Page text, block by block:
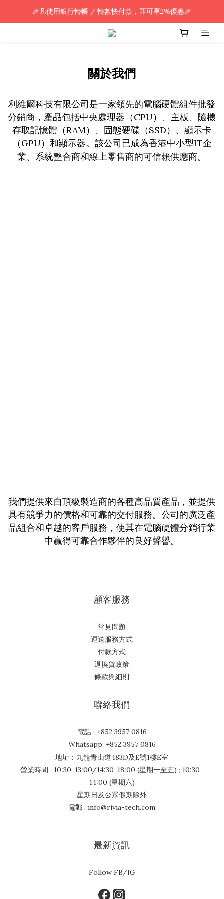
🎉凡使用銀行轉帳 / 轉數快付款，即可享2%優惠🎉
🎉凡使用銀行轉帳 / 轉數快付款，即可享2%優惠🎉
全單購買滿HK$800.00，即享免運優惠 (只限香港)
關於我們
利維爾科技有限公司是一家領先的電腦硬體組件批發
分銷商，產品包括中央處理器（CPU）、主板、隨機
存取記憶體（RAM）、固態硬碟（SSD）、顯示卡
（GPU）和顯示器。該公司已成為香港中小型IT企
業、系統整合商和線上零售商的可信賴供應商。
我們提供來自頂級製造商的各種高品質產品，並提供
具有競爭力的價格和可靠的交付服務。公司的廣泛產
品組合和卓越的客戶服務，使其在電腦硬體分銷行業
中贏得可靠合作夥伴的良好聲譽。
顧客服務
常見問題
運送服務方式
付款方式
退換貨政策
條款與細則
聯絡我們
電話 : +852 3957 0816
Whatsapp: +852 3957 0816
地址：九龍青山道483D及E號1樓E室
營業時間 : 10:30-13:00/14:30-18:00 (星期一至五) ; 10:30-
14:00 (星期六)
星期日及公眾假期除外
電郵 : info@rivia-tech.com
最新資訊
Follow FB/IG